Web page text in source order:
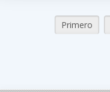
Primero